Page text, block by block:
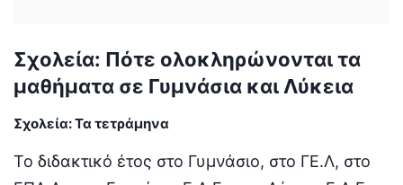
Σχολεία: Πότε ολοκληρώνονται τα
μαθήματα σε Γυμνάσια και Λύκεια
Σχολεία:Τα τετράμηνα
Το διδακτικό έτος στο Γυμνάσιο, στο ΓΕ.Λ, στο